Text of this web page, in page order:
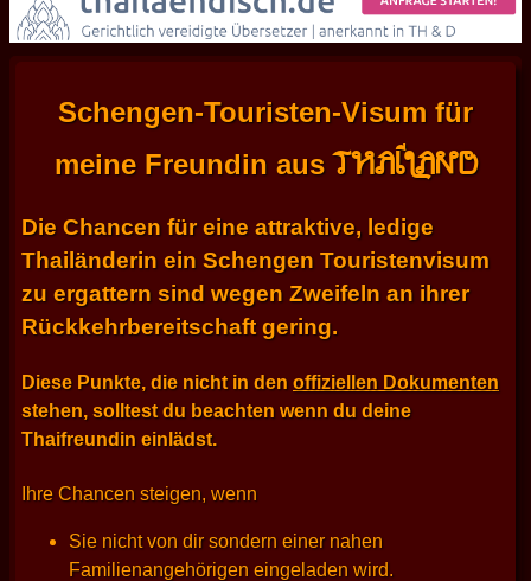
Schengen-Touristen-Visum für
meine Freundin ausTHAILAND
Die Chancen für eine attraktive, ledige
Thailänderin ein Schengen Touristenvisum
zu ergattern sind wegen Zweifeln an ihrer
Rückkehrbereitschaft gering.
Diese Punkte, die nicht in den offiziellen Dokumenten
stehen, solltest du beachten wenn du deine
Thaifreundin einlädst.
Ihre Chancen steigen, wenn
Sie nicht von dir sondern einer nahen
Familienangehörigen eingeladen wird.